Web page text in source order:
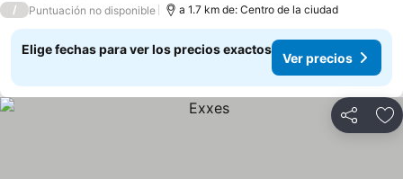
/ Puntuación no disponible a 1.7 km de: Centro de la ciudad
Elige fechas para ver los precios exactos
Ver precios
Compartir